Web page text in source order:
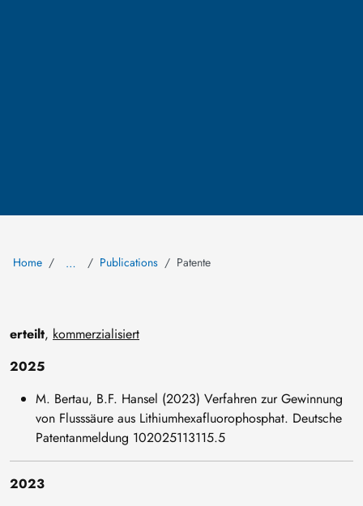
Home … Publications Patente
erteilt, kommerzialisiert
2025
M. Bertau, B.F. Hansel (2023) Verfahren zur Gewinnung
von Flusssäure aus Lithiumhexafluorophosphat. Deutsche
Patentanmeldung 102025113115.5
2023